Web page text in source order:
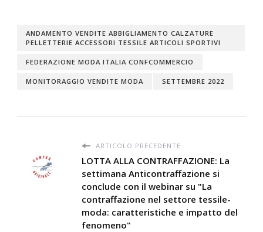
ANDAMENTO VENDITE ABBIGLIAMENTO CALZATURE
PELLETTERIE ACCESSORI TESSILE ARTICOLI SPORTIVI
FEDERAZIONE MODA ITALIA CONFCOMMERCIO
MONITORAGGIO VENDITE MODA SETTEMBRE 2022
ARTICOLO PRECEDENTE
LOTTA ALLA CONTRAFFAZIONE: La
settimana Anticontraffazione si
conclude con il webinar su "La
contraffazione nel settore tessile-
moda: caratteristiche e impatto del
fenomeno"